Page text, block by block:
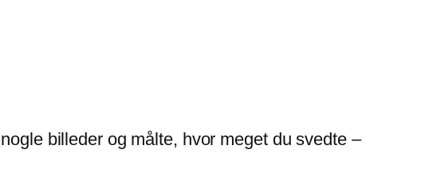
billeder og målte, hvor meget du svedte –